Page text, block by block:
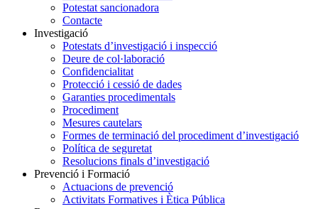
Potestat sancionadora
Contacte
Investigació
Potestats d’investigació i inspecció
Deure de col·laboració
Confidencialitat
Protecció i cessió de dades
Garanties procedimentals
Procediment
Mesures cautelars
Formes de terminació del procediment d’investigació
Política de seguretat
Resolucions finals d’investigació
Prevenció i Formació
Actuacions de prevenció
Activitats Formatives i Ètica Pública